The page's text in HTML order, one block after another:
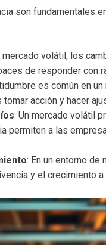
son fundamentales
mercado volátil, los
de responder con
es común en
acción y hacer
: Un mercado volátil
permiten a las
: En un entorno
y el crecimiento